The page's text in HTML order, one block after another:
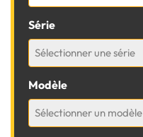
Série
Sélectionner une série
Modèle
Sélectionner un modèle